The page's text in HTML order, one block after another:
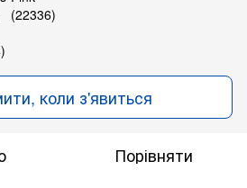
коли з'явиться
Порівняти